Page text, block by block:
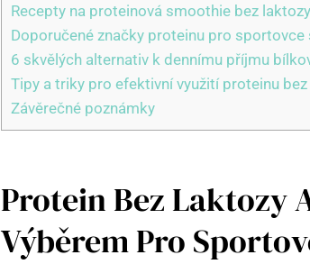
Recepty na proteinová smoothie bez
Doporučené značky proteinu pro
6 skvělých alternativ k dennímu příjmu
Tipy a triky pro efektivní využití proteinu
Závěrečné poznámky
Protein Bez Laktozy
Výběrem Pro